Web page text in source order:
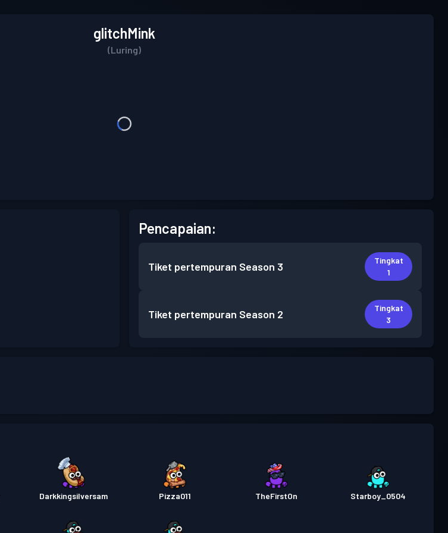
glitchMink
(Luring)
Pencapaian:
Tiket pertempuran Season 3
Tingkat
1
Tiket pertempuran Season 2
Tingkat
3
Darkkingsilversam Pizza011 TheFirstOn Starboy_0504